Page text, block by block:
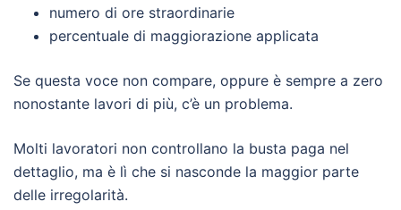
numero di ore straordinarie
percentuale di maggiorazione applicata
Se questa voce non compare, oppure è sempre a zero
nonostante lavori di più, c’è un problema.
Molti lavoratori non controllano la busta paga nel
dettaglio, ma è lì che si nasconde la maggior parte
delle irregolarità.